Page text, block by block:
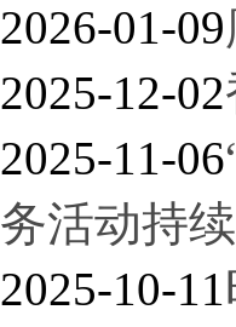
2026-01-09
2025-12-02
2025-11-06
务活动持
2025-10-11